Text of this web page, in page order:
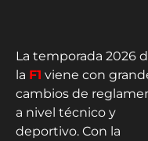
La temporada 2026
la F1 viene con
cambios de
a nivel técnico y
deportivo. Con la